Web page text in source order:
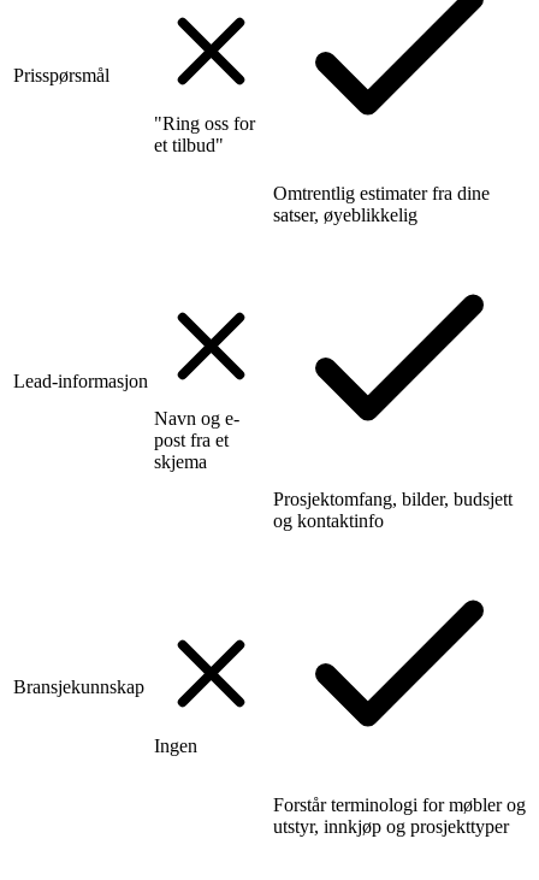
Prisspørsmål
"Ring oss for
et tilbud"
Omtrentlig estimater fra dine
satser, øyeblikkelig
Lead-informasjon
Navn og e-
post fra et
skjema
Prosjektomfang, bilder, budsjett
og kontaktinfo
Bransjekunnskap
Ingen
Forstår terminologi for møbler og
utstyr, innkjøp og prosjekttyper